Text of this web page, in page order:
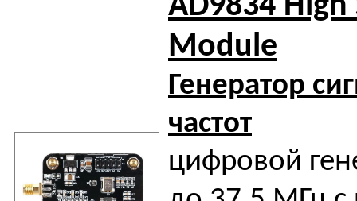
AD9834 High
Module
Генератор
частот
цифровой